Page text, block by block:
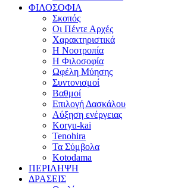
ΦΙΛΟΣΟΦΙΑ
Σκοπός
Οι Πέντε Αρχές
Χαρακτηριστικά
Η Νοοτροπία
Η Φιλοσοφία
Ωφέλη Μύησης
Συντονισμοί
Βαθμοί
Επιλογή Δασκάλου
Αύξηση ενέργειας
Koryu-kai
Tenohira
Τα Σύμβολα
Kotodama
ΠΕΡΙΛΗΨΗ
ΔΡΑΣΕΙΣ